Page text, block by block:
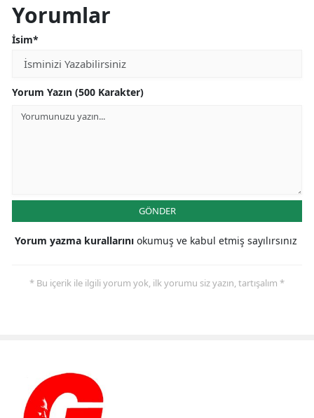
Yorumlar
İsim*
Yorum Yazın (500 Karakter)
GÖNDER
Yorum yazma kurallarını okumuş ve kabul etmiş sayılırsınız
* Bu içerik ile ilgili yorum yok, ilk yorumu siz yazın, tartışalım *